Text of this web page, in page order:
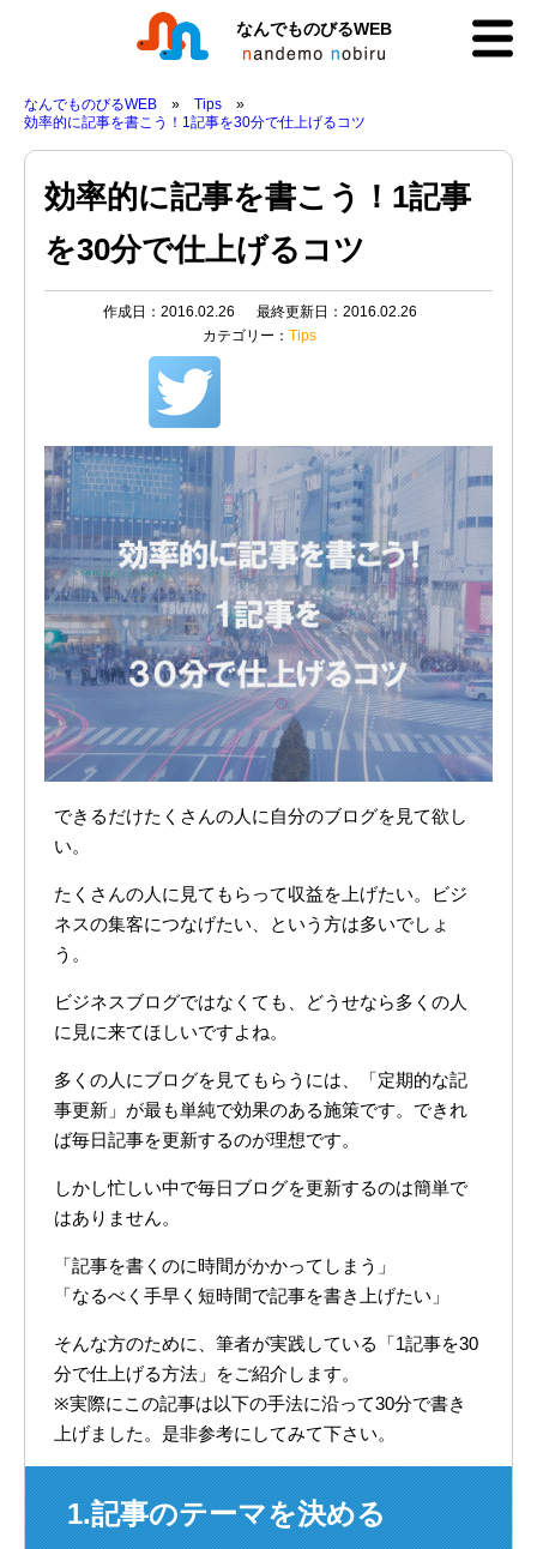
なんでものびるWEB
なんでものびるWEB
Tips
効率的に記事を書こう！1記事を30分で仕上げるコツ
効率的に記事を書こう！1記事
を30分で仕上げるコツ
作成日：2016.02.26
最終更新日：2016.02.26
カテゴリー： Tips
できるだけたくさんの人に自分のブログを見て欲し
い。
たくさんの人に見てもらって収益を上げたい。ビジ
ネスの集客につなげたい、という方は多いでしょ
う。
ビジネスブログではなくても、どうせなら多くの人
に見に来てほしいですよね。
多くの人にブログを見てもらうには、「定期的な記
事更新」が最も単純で効果のある施策です。できれ
ば毎日記事を更新するのが理想です。
しかし忙しい中で毎日ブログを更新するのは簡単で
はありません。
「記事を書くのに時間がかかってしまう」
「なるべく手早く短時間で記事を書き上げたい」
そんな方のために、筆者が実践している「1記事を30
分で仕上げる方法」をご紹介します。
※実際にこの記事は以下の手法に沿って30分で書き
上げました。是非参考にしてみて下さい。
1.記事のテーマを決める